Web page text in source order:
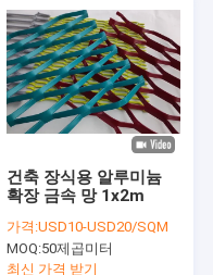
건축 장식용 알루미늄
확장 금속 망 1x2m
가격:USD10-USD20/SQM
MOQ:50제곱미터
최신 가격 받기